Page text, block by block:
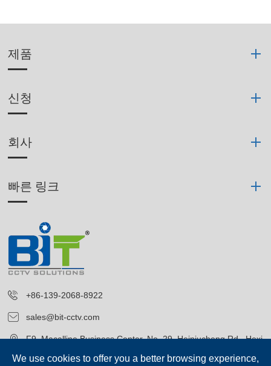
제품
신청
회사
빠른 링크
+86-139-2068-8922
sales@bit-cctv.com
F9, Macalline Business Center, No. 29, Heiniucheng Rd., Hexi
District, Tianjin, China
We use cookies to offer you a better browsing experience,